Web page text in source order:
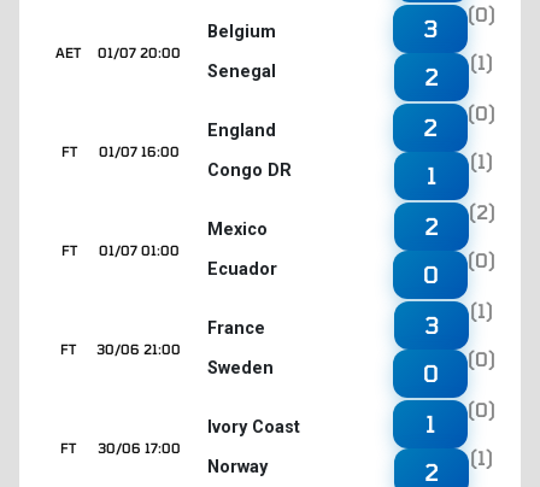
01/07 20:00
AET
Belgium
Senegal
3
(0)
2
(1)
01/07 16:00
FT
England
Congo DR
2
(0)
1
(1)
01/07 01:00
FT
Mexico
Ecuador
2
(2)
0
(0)
30/06 21:00
FT
France
Sweden
3
(1)
0
(0)
30/06 17:00
FT
Ivory Coast
Norway
1
(0)
2
(1)